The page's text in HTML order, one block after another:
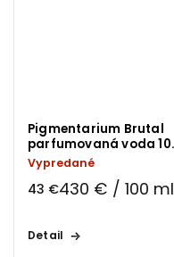
Pigmentarium Brutal
parfumovaná voda 10
ml
Vypredané
43 €430 € / 100 ml
Detail